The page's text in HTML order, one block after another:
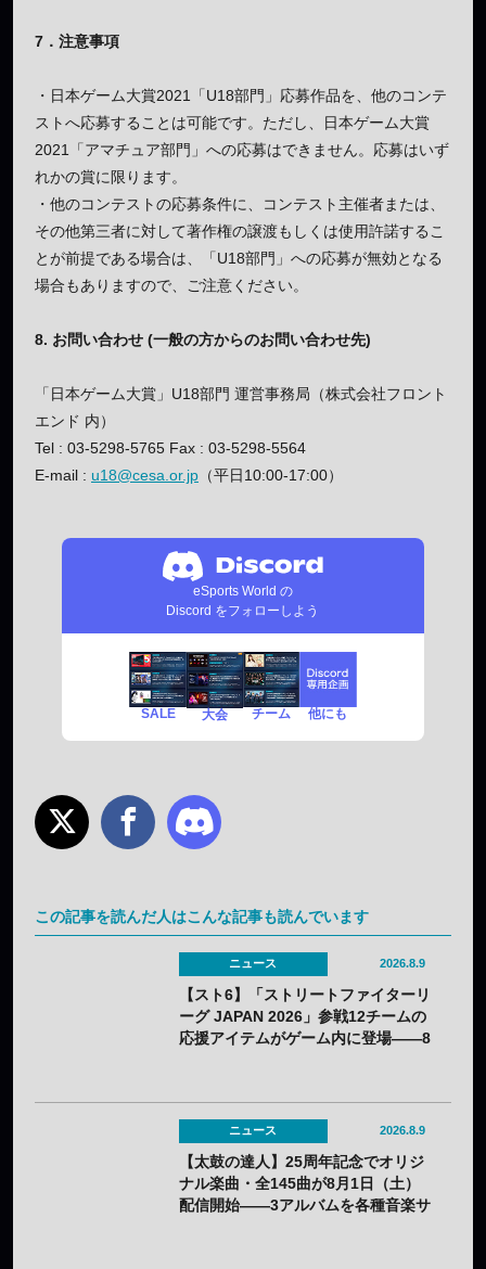
7．注意事項
・日本ゲーム大賞2021「U18部門」応募作品を、他のコンテ
ストへ応募することは可能です。ただし、日本ゲーム大賞
2021「アマチュア部門」への応募はできません。応募はいず
れかの賞に限ります。
・他のコンテストの応募条件に、コンテスト主催者または、
その他第三者に対して著作権の譲渡もしくは使用許諾するこ
とが前提である場合は、「U18部門」への応募が無効となる
場合もありますので、ご注意ください。
8. お問い合わせ (一般の方からのお問い合わせ先)
「日本ゲーム大賞」U18部門 運営事務局（株式会社フロント
エンド 内）
Tel : 03-5298-5765 Fax : 03-5298-5564
E-mail : u18@cesa.or.jp （平日10:00-17:00）
eSports World の
Discord をフォローしよう
SALE 大会 チーム 他にも
この記事を読んだ人はこんな記事も読んでいます
ニュース 2026.8.9
【スト6】「ストリートファイターリ
ーグ JAPAN 2026」参戦12チームの
応援アイテムがゲーム内に登場——8
ニュース 2026.8.9
【太鼓の達人】25周年記念でオリジ
ナル楽曲・全145曲が8月1日（土）
配信開始——3アルバムを各種音楽サ